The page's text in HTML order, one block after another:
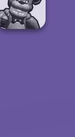
Offroad Masters
Challenge